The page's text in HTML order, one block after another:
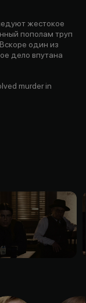
жестокое
пополам труп
один из
дело впутана
murder in